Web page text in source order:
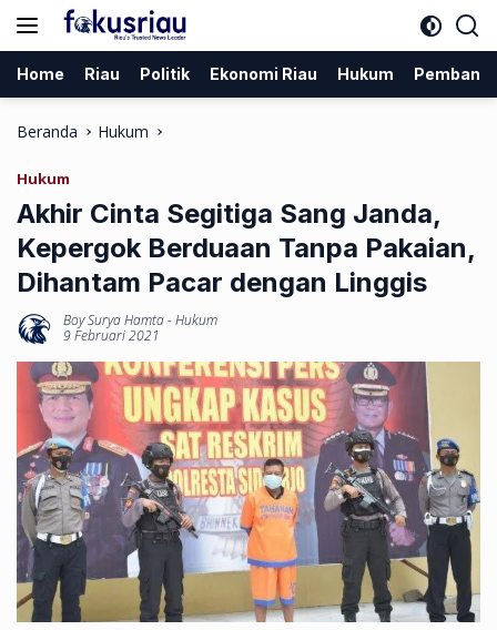
Langsung
Home Riau Politik Ekonomi Riau Hukum
Beranda Hukum
Hukum
Akhir Cinta Segitiga Sang Janda,
Kepergok Berduaan Tanpa Pakaian,
Dihantam Pacar dengan Linggis
Boy Surya Hamta-Hukum
9 Februari 2021